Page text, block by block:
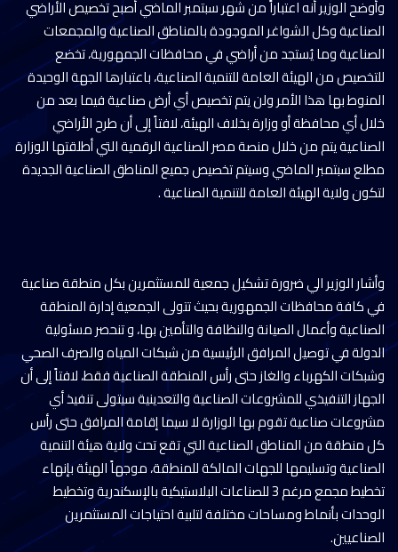
وأوضح الوزير أنه اعتباراً من شهر سبتمبر الماضي أصبح تخصيص الأراضي
الصناعية وكل الشواغر الموجودة بالمناطق الصناعية والمجمعات
الصناعية وما يُستجد من أراضي في محافظات الجمهورية، تخضع
للتخصيص من الهيئة العامة للتنمية الصناعية، باعتبارها الجهة الوحيدة
المنوط بها هذا الأمر ولن يتم تخصيص أي أرض صناعية فيما بعد من
خلال أي محافظة أو وزارة بخلاف الهيئة، لافتاً إلى أن طرح الأراضي
الصناعية يتم من خلال منصة مصر الصناعية الرقمية التي أطلقتها الوزارة
مطلع سبتمبر الماضي وسيتم تخصيص جميع المناطق الصناعية الجديدة
لتكون ولاية الهيئة العامة للتنمية الصناعية .
وأشار الوزير الي ضرورة تشكيل جمعية للمستثمرين بكل منطقة صناعية
في كافة محافظات الجمهورية بحيث تتولى الجمعية إدارة المنطقة
الصناعية وأعمال الصيانة والنظافة والتأمين بها، و تنحصر مسئولية
الدولة في توصيل المرافق الرئيسية من شبكات المياه والصرف الصحي
وشبكات الكهرباء والغاز حتى رأس المنطقة الصناعية فقط، لافتاً إلى أن
الجهاز التنفيذي للمشروعات الصناعية والتعدينية سيتولى تنفيذ أي
مشروعات صناعية تقوم بها الوزارة لا سيما إقامة المرافق حتى رأس
كل منطقة من المناطق الصناعية التي تقع تحت ولاية هيئة التنمية
الصناعية وتسليمها للجهات المالكة للمنطقة، موجهاً الهيئة بإنهاء
تخطيط مجمع مرغم 3 للصناعات البلاستيكية بالإسكندرية وتخطيط
الوحدات بأنماط ومساحات مختلفة لتلبية احتياجات المستثمرين
الصناعيين.